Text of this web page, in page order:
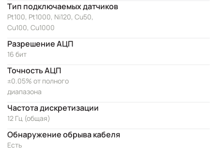
Тип подключаемых датчиков
Pt100, Pt1000, Ni120, Cu50,
Cu100, Cu1000
Разрешение АЦП
16 бит
Точность АЦП
±0.05% от полного
диапазона
Частота дискретизации
12 Гц (общая)
Обнаружение обрыва кабеля
Есть